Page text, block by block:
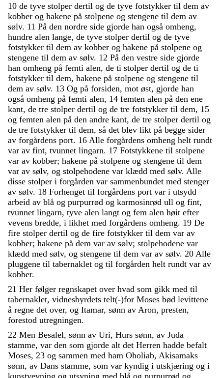
10 de tyve stolper dertil og de tyve fotstykker til dem av
kobber og hakene på stolpene og stengene til dem av
sølv. 11 På den nordre side gjorde han også omheng,
hundre alen lange, de tyve stolper dertil og de tyve
fotstykker til dem av kobber og hakene på stolpene og
stengene til dem av sølv. 12 På den vestre side gjorde
han omheng på femti alen, de ti stolper dertil og de ti
fotstykker til dem, hakene på stolpene og stengene til
dem av sølv. 13 Og på forsiden, mot øst, gjorde han
også omheng på femti alen, 14 femten alen på den ene
kant, de tre stolper dertil og de tre fotstykker til dem, 15
og femten alen på den andre kant, de tre stolper dertil og
de tre fotstykker til dem, så det blev likt på begge sider
av forgårdens port. 16 Alle forgårdens omheng helt rundt
var av fint, tvunnet lingarn. 17 Fotstykkene til stolpene
var av kobber; hakene på stolpene og stengene til dem
var av sølv, og stolpehodene var klædd med sølv. Alle
disse stolper i forgården var sammenbundet med stenger
av sølv. 18 Forhenget til forgårdens port var i utsydd
arbeid av blå og purpurrød og karmosinrød ull og fint,
tvunnet lingarn, tyve alen langt og fem alen høit efter
vevens bredde, i likhet med forgårdens omheng. 19 De
fire stolper dertil og de fire fotstykker til dem var av
kobber; hakene på dem var av sølv; stolpehodene var
klædd med sølv, og stengene til dem var av sølv. 20 Alle
pluggene til tabernaklet og til forgården helt rundt var av
kobber.
21 Her følger regnskapet over hvad som gikk med til
tabernaklet, vidnesbyrdets telt(-)for Moses bød levittene
å regne det over, og Itamar, sønn av Aron, presten,
forestod utregningen.
22 Men Besalel, sønn av Uri, Hurs sønn, av Juda
stamme, var den som gjorde alt det Herren hadde befalt
Moses, 23 og sammen med ham Oholiab, Akisamaks
sønn, av Dans stamme, som var kyndig i utskjæring og i
kunstvevning og utsyning med blå og purpurrød og